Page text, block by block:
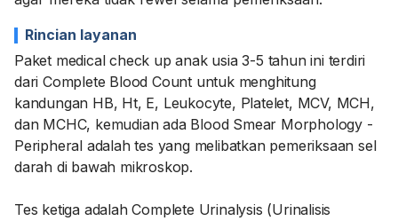
Rincian layanan
Paket medical check up anak usia 3-5 tahun ini terdiri
dari Complete Blood Count untuk menghitung
kandungan HB, Ht, E, Leukocyte, Platelet, MCV, MCH,
dan MCHC, kemudian ada Blood Smear Morphology -
Peripheral adalah tes yang melibatkan pemeriksaan sel
darah di bawah mikroskop.
Tes ketiga adalah Complete Urinalysis (Urinalisis